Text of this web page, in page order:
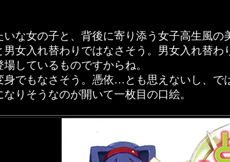
な女の子と、背後に寄り添う女子高生風の
女入れ替わりではなさそう。男女入れ替わ
しているものですからね。
でもなさそう。憑依…とも思えないし、で
りそうなのが開いて一枚目の口絵。